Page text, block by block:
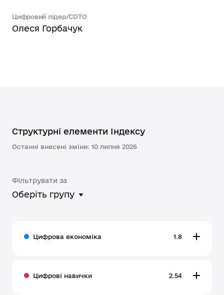
Цифровий лідер/CDTO
Олеся Горбачук
Структурні елементи Індексу
Останні внесені зміни: 10 липня 2026
Фільтрувати за
Оберіть групу
Цифрова економіка 1.8
Цифрові навички 2.54